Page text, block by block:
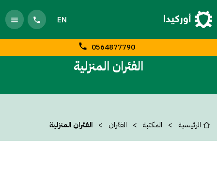
EN
0564877790
الفئران المنزلية
الرئيسية المكتبة الفئران الفئران المنزلية